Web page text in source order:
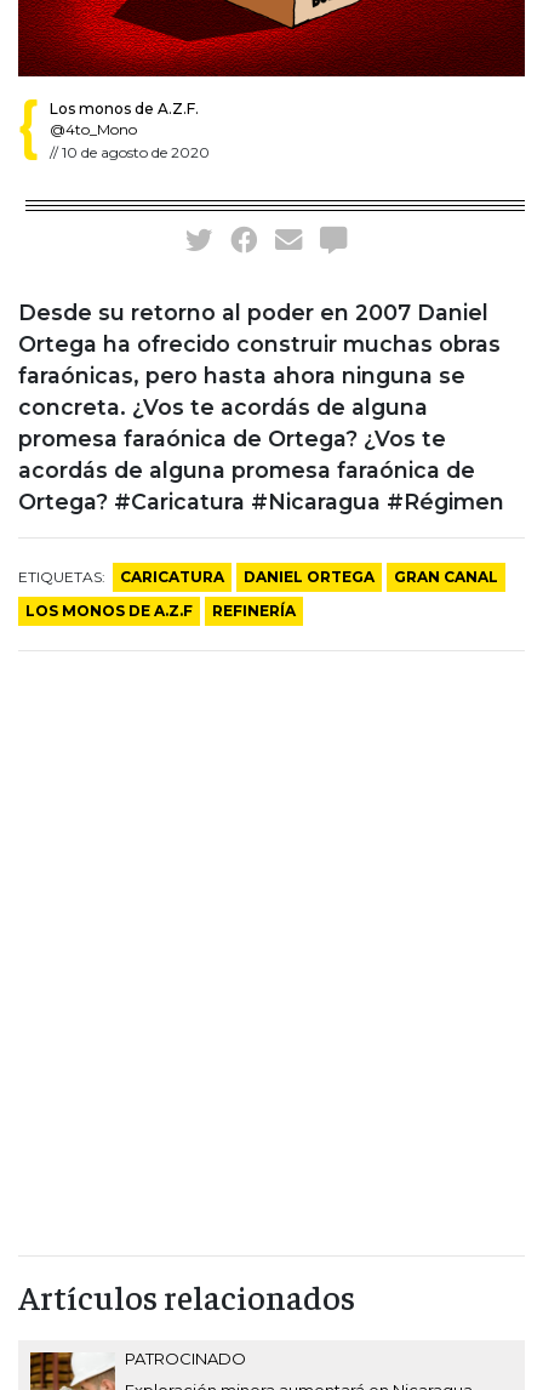
Los monos de A.Z.F.
@4to_Mono
//10 de agosto de 2020
Desde su retorno al poder en 2007 Daniel
Ortega ha ofrecido construir muchas obras
faraónicas, pero hasta ahora ninguna se
concreta. ¿Vos te acordás de alguna
promesa faraónica de Ortega? ¿Vos te
acordás de alguna promesa faraónica de
Ortega? #Caricatura #Nicaragua #Régimen
ETIQUETAS: CARICATURA DANIEL ORTEGA
GRAN CANAL
LOS MONOS DE A.Z.F
REFINERÍA
Artículos relacionados
PATROCINADO